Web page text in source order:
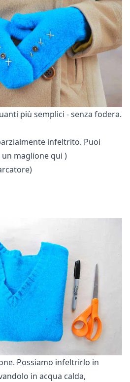
più semplici - senza fodera.
infeltrito. Puoi
maglione qui )
Possiamo infeltrirlo in
in acqua calda,